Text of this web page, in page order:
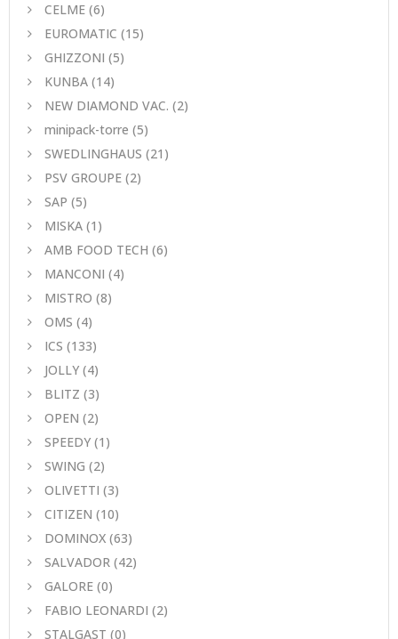
CELME (6)
EUROMATIC (15)
GHIZZONI (5)
KUNBA (14)
NEW DIAMOND VAC. (2)
minipack-torre (5)
SWEDLINGHAUS (21)
PSV GROUPE (2)
SAP (5)
MISKA (1)
AMB FOOD TECH (6)
MANCONI (4)
MISTRO (8)
ΟΜS (4)
ICS (133)
JOLLY (4)
BLITZ (3)
OPEN (2)
SPEEDY (1)
SWING (2)
OLIVETTI (3)
CITIZEN (10)
DOMINOX (63)
SALVADOR (42)
GALORE (0)
FABIO LEONARDI (2)
STALGAST (0)